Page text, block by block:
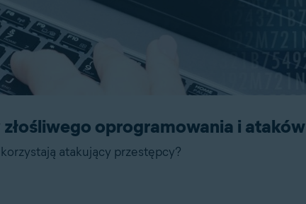
oprogramowania i ataków
atakujący przestępcy?